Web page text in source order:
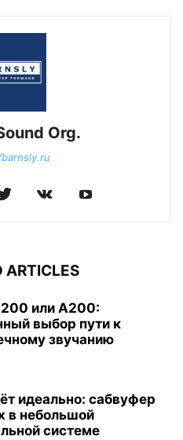
Org.
ARTICLES
или A200:
выбор пути к
звучанию
идеально: сабвуфер
в небольшой
системе